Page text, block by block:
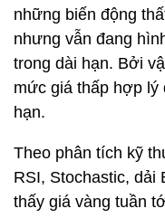
những biến động
nhưng vẫn đang
trong dài hạn. Bởi
mức giá thấp hợp lý
hạn.
Theo phân tích kỹ
RSI, Stochastic,
thấy giá vàng tuần